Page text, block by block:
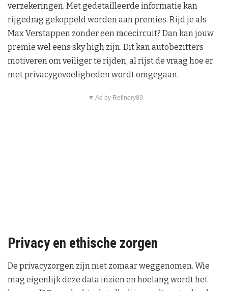
verzekeringen. Met gedetailleerde informatie kan
rijgedrag gekoppeld worden aan premies. Rijd je als
Max Verstappen zonder een racecircuit? Dan kan jouw
premie wel eens sky high zijn. Dit kan autobezitters
motiveren om veiliger te rijden, al rijst de vraag hoe er
met privacygevoeligheden wordt omgegaan.
▼ Ad by Refinery89
Privacy en ethische zorgen
De privacyzorgen zijn niet zomaar weggenomen. Wie
mag eigenlijk deze data inzien en hoelang wordt het